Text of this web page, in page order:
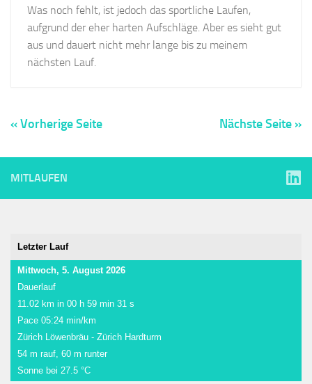
Was noch fehlt, ist jedoch das sportliche Laufen,
aufgrund der eher harten Aufschläge. Aber es sieht gut
aus und dauert nicht mehr lange bis zu meinem
nächsten Lauf.
« Vorherige Seite Nächste Seite »
MITLAUFEN
Letzter Lauf
Mittwoch, 5. August 2026
Dauerlauf
11.02 km in 00 h 59 min 31 s
Pace 05:24 min/km
Zürich Löwenbräu - Zürich Hardturm
54 m rauf, 60 m runter
Sonne bei 27.5 °C